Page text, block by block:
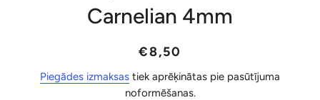
Carnelian 4mm
Parastā
Akcijas
€8,50
Piegādes izmaksas tiek aprēķinātas pie pasūtījuma
noformēšanas.